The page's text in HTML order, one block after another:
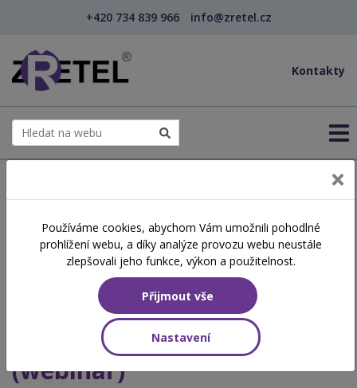
+420 734 839 966 info@zretel.cz
Kontakty
šablony
Adaptace začínajícího
učitele – co by měli vědět
začínající učitel, uvádějící
učitel i vedení školy
(webinář)
Používáme cookies, abychom Vám umožnili pohodlné
prohlížení webu, a díky analýze provozu webu neustále
zlepšovali jeho funkce, výkon a použitelnost.
Přijmout vše
Nastavení